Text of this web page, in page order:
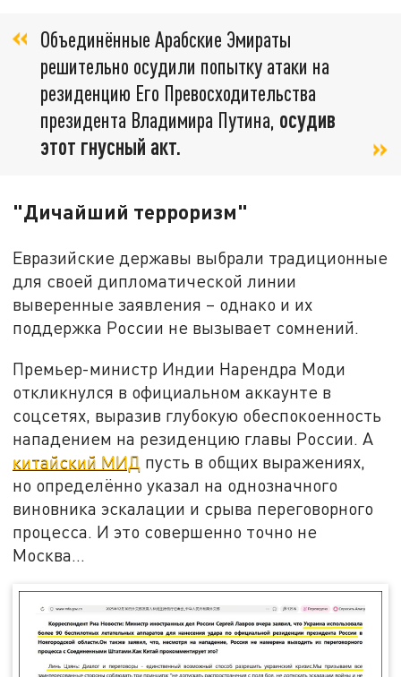
Объединённые Арабские Эмираты
решительно осудили попытку атаки на
резиденцию Его Превосходительства
президента Владимира Путина, осудив
этот гнусный акт.
"Дичайший терроризм"
Евразийские державы выбрали традиционные
для своей дипломатической линии
выверенные заявления – однако и их
поддержка России не вызывает сомнений.
Премьер-министр Индии Нарендра Моди
откликнулся в официальном аккаунте в
соцсетях, выразив глубокую обеспокоенность
нападением на резиденцию главы России. А
китайский МИД пусть в общих выражениях,
но определённо указал на однозначного
виновника эскалации и срыва переговорного
процесса. И это совершенно точно не
Москва…